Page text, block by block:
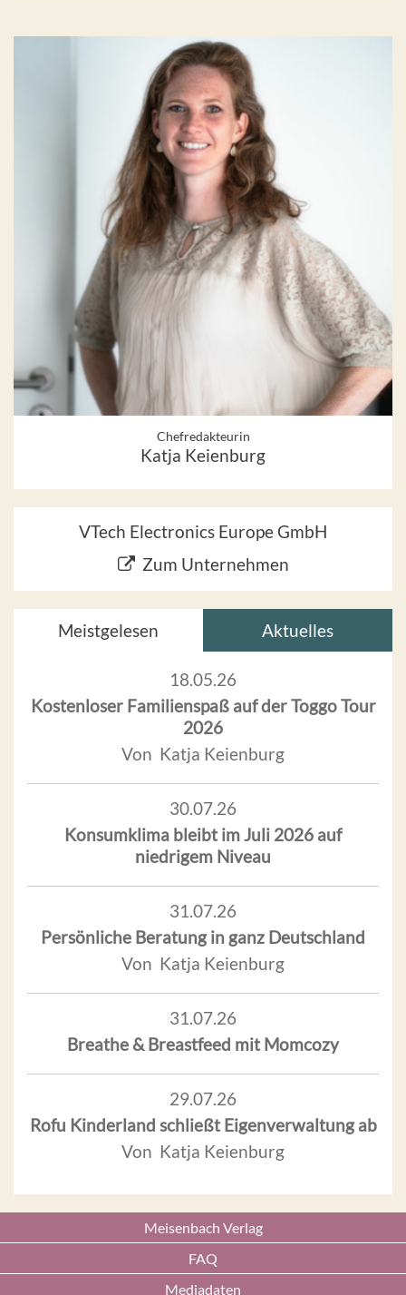
Chefredakteurin
Katja Keienburg
VTech Electronics Europe GmbH
Zum Unternehmen
Meistgelesen Aktuelles
18.05.26
Kostenloser Familienspaß auf der Toggo Tour
2026
Von Katja Keienburg
30.07.26
Konsumklima bleibt im Juli 2026 auf
niedrigem Niveau
31.07.26
Persönliche Beratung in ganz Deutschland
Von Katja Keienburg
31.07.26
Breathe & Breastfeed mit Momcozy
29.07.26
Rofu Kinderland schließt Eigenverwaltung ab
Von Katja Keienburg
Meisenbach Verlag
FAQ
Mediadaten